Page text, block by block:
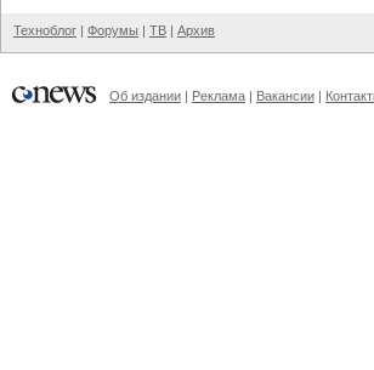
Техноблог | Форумы | ТВ | Архив
Об издании | Реклама | Вакансии |